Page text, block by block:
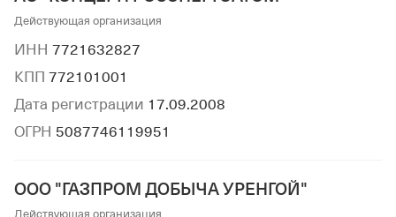
Действующая организация
ИНН 7721632827
КПП 772101001
Дата регистрации 17.09.2008
ОГРН 5087746119951
ООО "ГАЗПРОМ ДОБЫЧА УРЕНГОЙ"
Действующая организация